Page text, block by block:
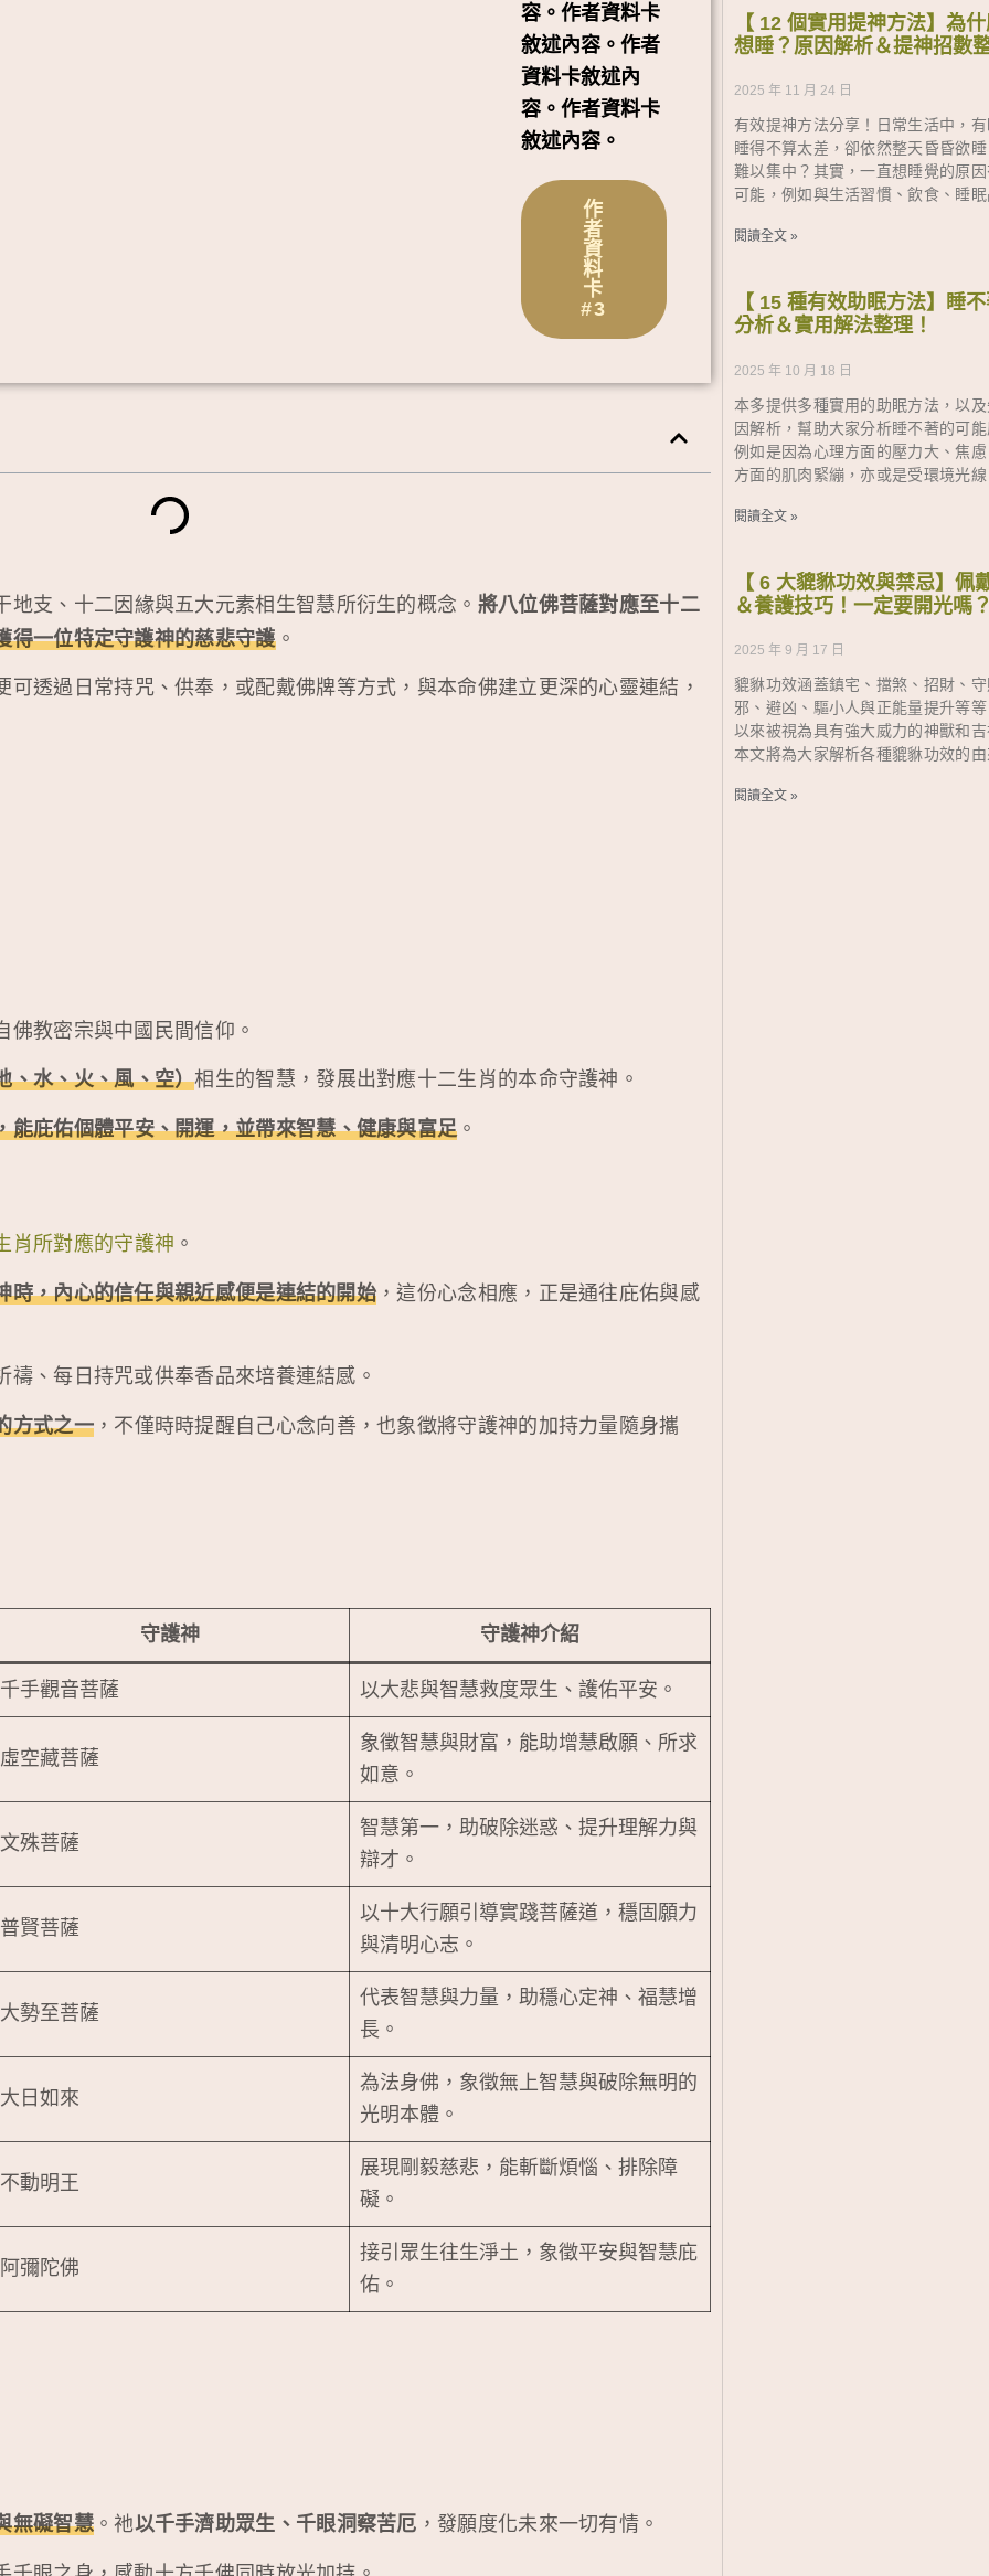
容。作者資料卡
敘述內容。作者
資料卡敘述內
容。作者資料卡
敘述內容。
作
者
資
料
卡
#3
支、十二因緣與五大元素相生智慧所衍生的概念。 將八位佛菩薩對應至十二
得一位特定守護神的慈悲守護。
可透過日常持咒、供奉，或配戴佛牌等方式，與本命佛建立更深的心靈連結，
教密宗與中國民間信仰。
、水、火、風、空）相生的智慧，發展出對應十二生肖的本命守護神。
能庇佑個體平安、開運，並帶來智慧、健康與富足 。
肖所對應的守護神 。
時，內心的信任與親近感便是連結的開始 ，這份心念相應，正是通往庇佑與感
、每日持咒或供奉香品來培養連結感。
方式之一，不僅時時提醒自己心念向善，也象徵將守護神的加持力量隨身攜
守護神 守護神介紹
千手觀音菩薩 以大悲與智慧救度眾生、護佑平安。
虛空藏菩薩
象徵智慧與財富，能助增慧啟願、所求
如意。
文殊菩薩
智慧第一，助破除迷惑、提升理解力與
辯才。
普賢菩薩
以十大行願引導實踐菩薩道，穩固願力
與清明心志。
大勢至菩薩
代表智慧與力量，助穩心定神、福慧增
長。
大日如來
為法身佛，象徵無上智慧與破除無明的
光明本體。
不動明王
展現剛毅慈悲，能斬斷煩惱、排除障
礙。
阿彌陀佛
接引眾生往生淨土，象徵平安與智慧庇
佑。
無礙智慧。祂以千手濟助眾生、千眼洞察苦厄 ，發願度化未來一切有情。
【 12 個實用提神方法】為
想睡？原因解析＆提神招數
2025 年 11 月 24 日
有效提神方法分享！日常生活中，
睡得不算太差，卻依然整天昏昏欲
難以集中？其實，一直想睡覺的原
可能，例如與生活習慣、飲食、睡
閱讀全文 »
【 15 種有效助眠方法】睡
分析＆實用解法整理！
2025 年 10 月 18 日
本多提供多種實用的助眠方法，以
因解析，幫助大家分析睡不著的可
例如是因為心理方面的壓力大、焦
方面的肌肉緊繃，亦或是受環境光
閱讀全文 »
【 6 大貔貅功效與禁忌】佩
＆養護技巧！一定要開光嗎
2025 年 9 月 17 日
貔貅功效涵蓋鎮宅、擋煞、招財、
邪、避凶、驅小人與正能量提升等
以來被視為具有強大威力的神獸和
本文將為大家解析各種貔貅功效的
閱讀全文 »